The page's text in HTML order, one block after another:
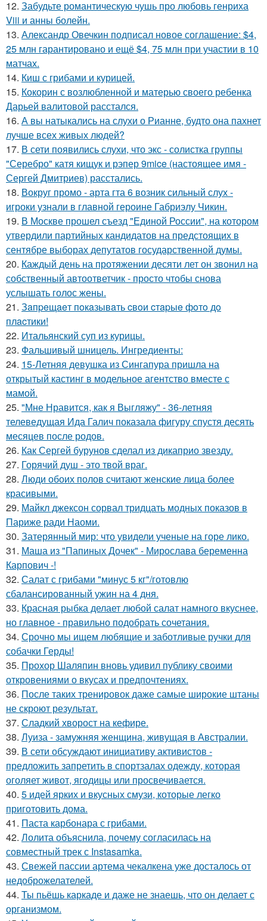
12. Забудьте романтическую чушь про любовь генриха
Viii и анны болейн.
13. Александр Овечкин подписал новое соглашение: $4,
25 млн гарантировано и ещё $4, 75 млн при участии в 10
матчах.
14. Киш с грибами и курицей.
15. Кокорин с возлюбленной и матерью своего ребенка
Дарьей валитовой расстался.
16. А вы натыкались на слухи о Рианне, будто она пахнет
лучше всех живых людей?
17. В сети появились слухи, что экс - солистка группы
"Серебро" катя кищук и рэпер 9mice (настоящее имя -
Сергей Дмитриев) расстались.
18. Вокруг промо - арта гта 6 возник сильный слух -
игроки узнали в главной героине Габриэлу Чикин.
19. В Москве прошел съезд "Единой России", на котором
утвердили партийных кандидатов на предстоящих в
сентябре выборах депутатов государственной думы.
20. Каждый день на протяжении десяти лет он звонил на
собственный автоответчик - просто чтобы снова
услышать голос жены.
21. Зaпpeщaeт пoкaзывaть cвoи cтapыe фoтo дo
плacтики!
22. Итальянский суп из курицы.
23. Фальшивый шницель. Ингредиенты:
24. 15-Летняя девушка из Сингапура пришла на
открытый кастинг в модельное агентство вместе с
мамой.
25. "Мне Нравится, как я Выгляжу" - 36-летняя
телеведущая Ида Галич показала фигуру спустя десять
месяцев после родов.
26. Как Сергей бурунов сделал из дикаприо звезду.
27. Горячий душ - это твой враг.
28. Люди обоих полов считают женские лица более
красивыми.
29. Майкл джексон сорвал тридцать модных показов в
Париже ради Наоми.
30. Затерянный мир: что увидели ученые на горе лико.
31. Маша из "Папиных Дочек" - Мирослава беременна
Карпович -!
32. Салат с грибами "минус 5 кг"/готовлю
сбалансированный ужин на 4 дня.
33. Красная рыбка делает любой салат намного вкуснее,
но главное - правильно подобрать сочетания.
34. Срочно мы ищем любящие и заботливые ручки для
собачки Герды!
35. Прохор Шаляпин вновь удивил публику своими
откровениями о вкусах и предпочтениях.
36. После таких тренировок даже самые широкие штаны
не скроют результат.
37. Сладкий хворост на кефире.
38. Луиза - замужняя женщина, живущая в Австралии.
39. В сети обсуждают инициативу активистов -
предложить запретить в спортзалах одежду, которая
оголяет живот, ягодицы или просвечивается.
40. 5 идей ярких и вкусных смузи, которые легко
приготовить дома.
41. Паста карбонара с грибами.
42. Лолита объяснила, почему согласилась на
совместный трек с Instasamka.
43. Свежей пассии артема чекалкена уже досталось от
недоброжелателей.
44. Ты пьёшь каркаде и даже не знаешь, что он делает с
организмом.